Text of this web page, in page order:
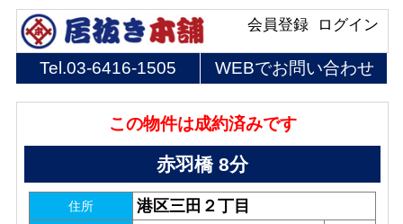
ログイン
会員登録
Tel.03-6416-1505 WEBでお問い合わせ
この物件は成約済みです
赤羽橋 8分
住所 港区三田２丁目